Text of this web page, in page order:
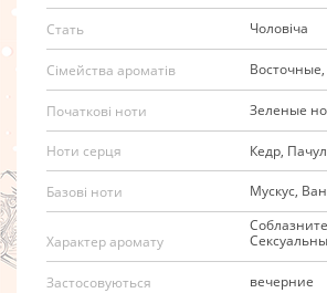
Стать Чоловіча
Сімейства ароматів
Початкові ноти Зеленые
Ноти серця Кедр,
Базові ноти Мускус,
Характер аромату
Застосовуються вечерние